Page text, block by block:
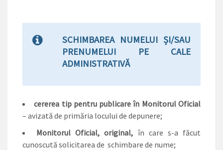
SCHIMBAREA NUMELUI ȘI/SAU
PRENUMELUI PE CALE
ADMINISTRATIVĂ
cererea tip pentru publicare în Monitorul Oficial
– avizată de primăria locului de depunere;
Monitorul Oficial, original, în care s-a făcut
cunoscută solicitarea de schimbare de nume;